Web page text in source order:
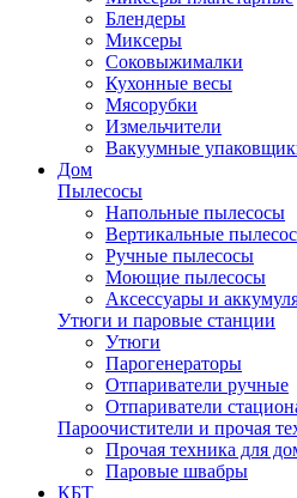
Блендеры
Миксеры
Соковыжималки
Кухонные весы
Мясорубки
Измельчители
Вакуумные
Дом
Пылесосы
Напольные пылесосы
Вертикальные
Ручные пылесосы
Моющие пылесосы
Аксессуары и
Утюги и паровые станции
Утюги
Парогенераторы
Отпариватели ручные
Отпариватели
Пароочистители и прочая
Прочая техника для
Паровые швабры
КБТ